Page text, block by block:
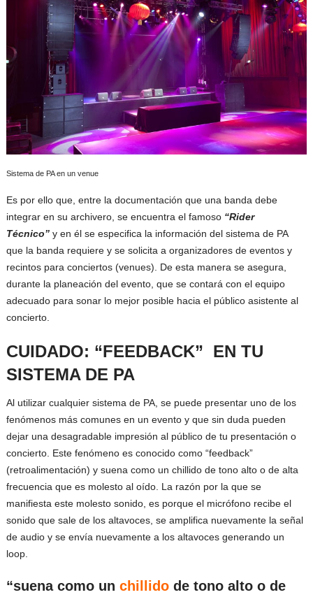
Sistema de PA en un venue
Es por ello que, entre la documentación que una banda debe
integrar en su archivero, se encuentra el famoso “Rider
Técnico”y en él se especifica la información del sistema de PA
que la banda requiere y se solicita a organizadores de eventos y
recintos para conciertos (venues). De esta manera se asegura,
durante la planeación del evento, que se contará con el equipo
adecuado para sonar lo mejor posible hacia el público asistente al
concierto.
CUIDADO: “FEEDBACK” EN TU
SISTEMA DE PA
Al utilizar cualquier sistema de PA, se puede presentar uno de los
fenómenos más comunes en un evento y que sin duda pueden
dejar una desagradable impresión al público de tu presentación o
concierto. Este fenómeno es conocido como “feedback”
(retroalimentación) y suena como un chillido de tono alto o de alta
frecuencia que es molesto al oído. La razón por la que se
manifiesta este molesto sonido, es porque el micrófono recibe el
sonido que sale de los altavoces, se amplifica nuevamente la señal
de audio y se envía nuevamente a los altavoces generando un
loop.
“suena como un chillidode tono alto o de